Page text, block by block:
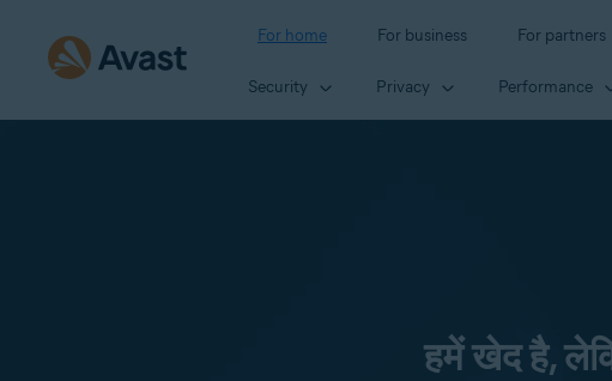
For home For business For partners
Security Privacy Performance
हमें खेद है,